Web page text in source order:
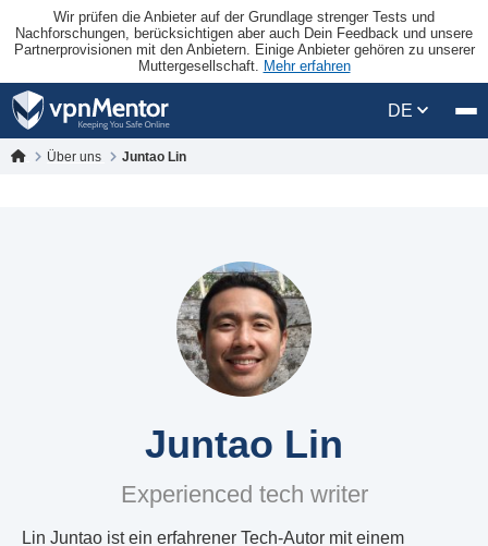
Wir prüfen die Anbieter auf der Grundlage strenger Tests und
Nachforschungen, berücksichtigen aber auch Dein Feedback und unsere
Partnerprovisionen mit den Anbietern. Einige Anbieter gehören zu unserer
Muttergesellschaft. Mehr erfahren
DE
Über uns Juntao Lin
Juntao Lin
Experienced tech writer
Lin Juntao ist ein erfahrener Tech-Autor mit einem